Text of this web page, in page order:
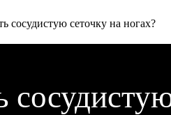
сосудистую сеточку на ногах?